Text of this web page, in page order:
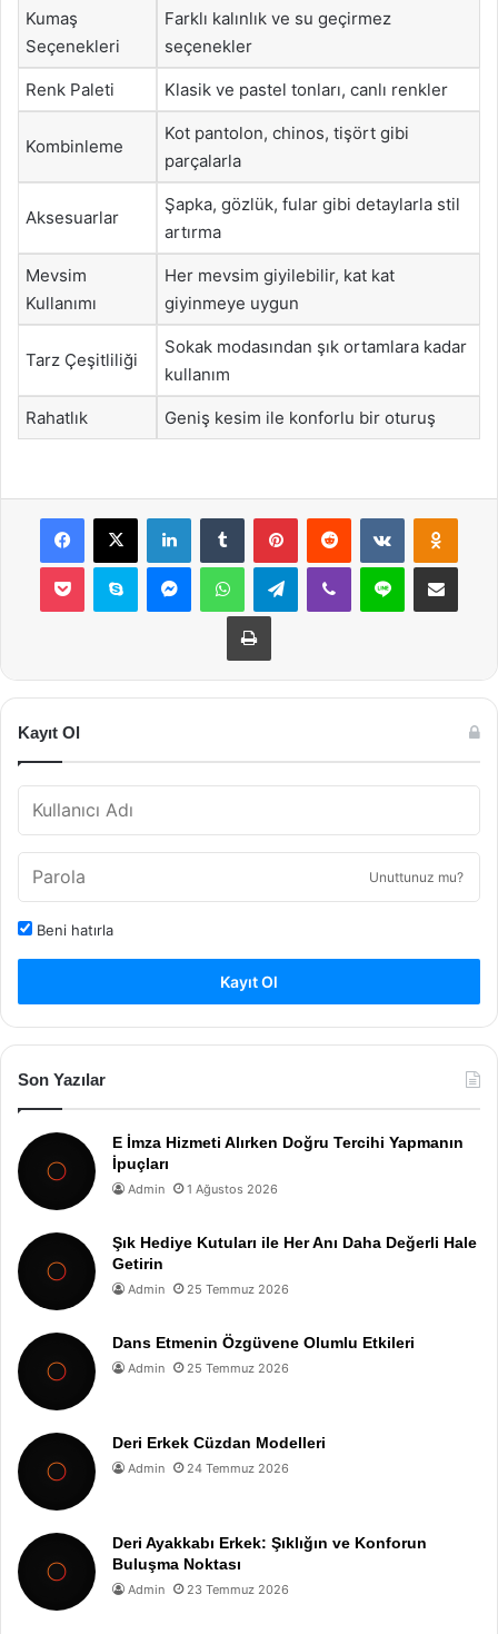
Kumaş
Seçenekleri
Farklı kalınlık ve su geçirmez
seçenekler
Renk Paleti Klasik ve pastel tonları, canlı renkler
Kombinleme
Kot pantolon, chinos, tişört gibi
parçalarla
Aksesuarlar
Şapka, gözlük, fular gibi detaylarla stil
artırma
Mevsim
Kullanımı
Her mevsim giyilebilir, kat kat
giyinmeye uygun
Tarz Çeşitliliği
Sokak modasından şık ortamlara kadar
kullanım
Rahatlık Geniş kesim ile konforlu bir oturuş
Facebook
X LinkedInTumblr PinterestReddit VKontakte
Pocket Skype MessengerWhatsAppTelegramViber Line E-Posta ile
Yazdır
Kayıt Ol
Unuttunuz mu?
Beni hatırla
Kayıt Ol
Son Yazılar
E İmza Hizmeti Alırken Doğru Tercihi Yapmanın
İpuçları
Admin 1 Ağustos 2026
Şık Hediye Kutuları ile Her Anı Daha Değerli Hale
Getirin
Admin 25 Temmuz 2026
Dans Etmenin Özgüvene Olumlu Etkileri
Admin 25 Temmuz 2026
Deri Erkek Cüzdan Modelleri
Admin 24 Temmuz 2026
Deri Ayakkabı Erkek: Şıklığın ve Konforun
Buluşma Noktası
Admin 23 Temmuz 2026